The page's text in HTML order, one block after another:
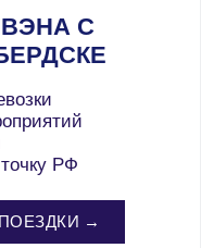
С
РФ
→